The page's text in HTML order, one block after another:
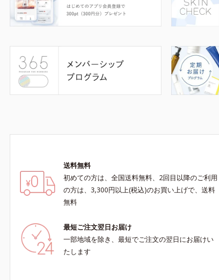
送料無料
初めての方は、全国送料無料、2回目以降のご利用
の方は、3,300円以上(税込)のお買い上げで、送料
無料
最短ご注文翌日お届け
一部地域を除き、最短でご注文の翌日にお届けい
たします